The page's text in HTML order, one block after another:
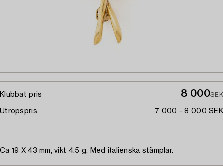
Klubbat pris 8 000SEK
Utropspris 7 000 - 8 000 SEK
Ca 19 X 43 mm, vikt 4.5 g. Med italienska stämplar.